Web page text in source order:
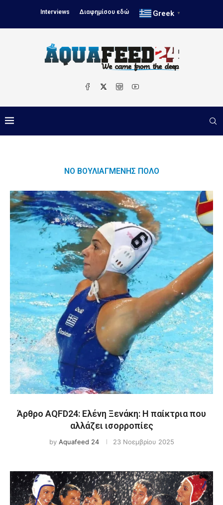
Interviews Διαφημίσου εδώ Greek ▼
ΝΟ ΒΟΥΛΙΑΓΜΈΝΗΣ ΠΌΛΟ
Άρθρο AQFD24: Ελένη Ξενάκη: Η παίκτρια που
αλλάζει ισορροπίες
by Aquafeed 24 23 Νοεμβρίου 2025